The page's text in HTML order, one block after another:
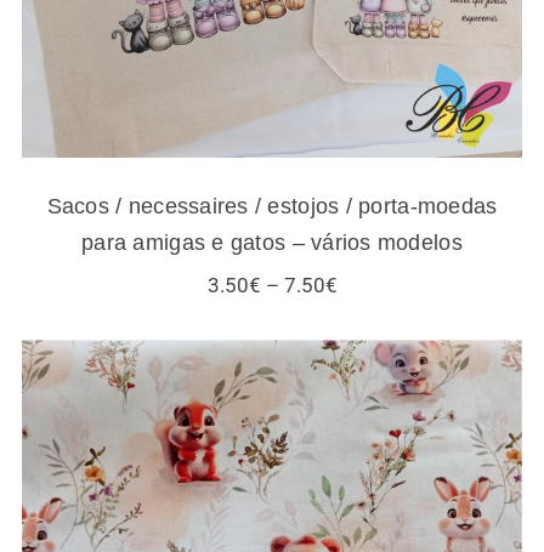
Sacos / necessaires / estojos / porta-moedas
para amigas e gatos – vários modelos
3.50€ – 7.50€Price
through
7.50€